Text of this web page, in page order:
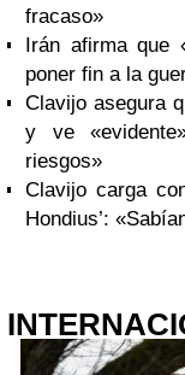
fracaso»
Irán afirma que
poner fin a la
Clavijo asegura
y ve
riesgos»
Clavijo carga
Hondius’: